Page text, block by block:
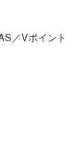
／Vポイント